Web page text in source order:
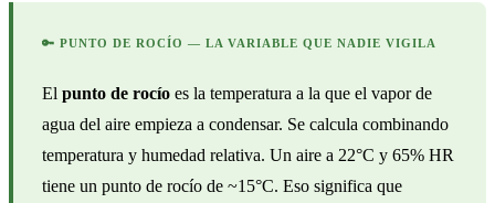
🔑 PUNTO DE ROCÍO — LA VARIABLE QUE NADIE VIGILA
El punto de rocío es la temperatura a la que el vapor de
agua del aire empieza a condensar. Se calcula combinando
temperatura y humedad relativa. Un aire a 22°C y 65% HR
tiene un punto de rocío de ~15°C. Eso significa que